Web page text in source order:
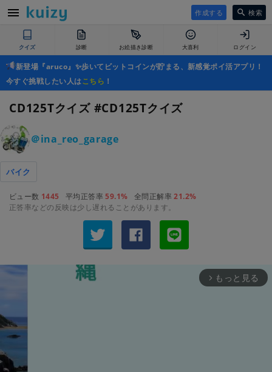
作成する 検索
クイズ 診断 お絵描き診断 大喜利 ログイン
新登場『aruco』✨歩いてビットコインが貯まる、新感覚ポイ活アプリ！
今すぐ挑戦したい人はこちら ！
CD125Tクイズ #CD125Tクイズ
＠ina_reo_garage
バイク
ビュー数 1445 平均正答率59.1% 全問正解率21.2%
正答率などの反映は少し遅れることがあります。
arrow_forward_ios もっと見る